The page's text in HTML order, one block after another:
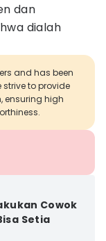
dan
dialah
and has been
strive to provide
ensuring high
Cowok
Setia